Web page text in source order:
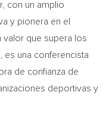
con un amplio
y pionera en el
que supera los
es una conferencista
de confianza de
deportivas y